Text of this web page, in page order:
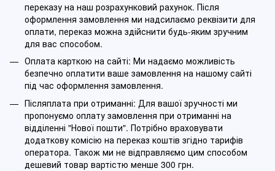
переказу на наш розрахунковий рахунок. Після
оформлення замовлення ми надсилаємо реквізити для
оплати, переказ можна здійснити будь-яким зручним
для вас способом.
Оплата карткою на сайті: Ми надаємо можливість
безпечно оплатити ваше замовлення на нашому сайті
під час оформлення замовлення.
Післяплата при отриманні: Для вашої зручності ми
пропонуємо оплату замовлення при отриманні на
відділенні "Нової пошти". Потрібно враховувати
додаткову комісію на переказ коштів згідно тарифів
оператора. Також ми не відправляємо цим способом
дешевий товар вартістю менше 300 грн.